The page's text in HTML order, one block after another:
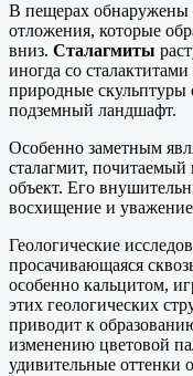
В пещерах обнаружены
отложения, которые
вниз. Сталагмиты
иногда со
природные
подземный ландшафт.
Особенно заметным
сталагмит,
объект. Его
восхищение и
Геологические
просачивающаяся
особенно кальцитом,
этих геологических
приводит к
изменению цветовой
удивительные оттенки